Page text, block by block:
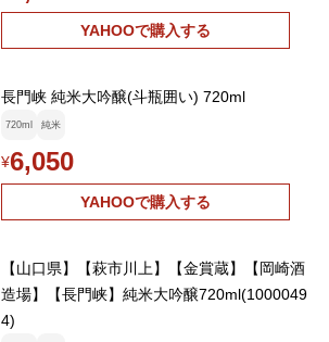
YAHOOで購入する
長門峡 純米大吟醸(斗瓶囲い) 720ml
720ml 純米
¥6,050
YAHOOで購入する
【山口県】【萩市川上】【金賞蔵】【岡崎酒
造場】【長門峡】純米大吟醸720ml(1000049
4)